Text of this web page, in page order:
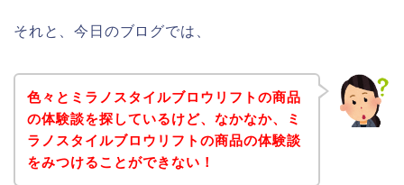
それと、今日のブログでは、
色々とミラノスタイルブロウリフトの商品
の体験談を探しているけど、なかなか、ミ
ラノスタイルブロウリフトの商品の体験談
をみつけることができない！